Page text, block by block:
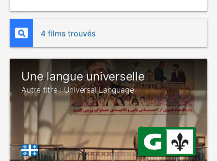
4 films trouvés
Une langue universelle
Autre titre : Universal Language